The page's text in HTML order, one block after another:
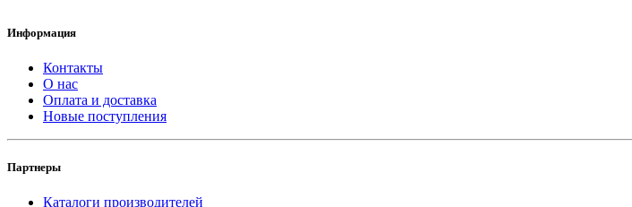
Информация
Контакты
О нас
Оплата и доставка
Новые поступления
Партнеры
Каталоги производителей